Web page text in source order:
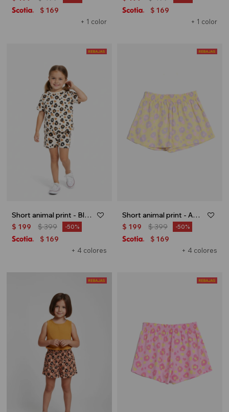
+ 1 color
$ 169
+ 1 color
$ 169
Short animal print - Blanco
+ 4 colores
$ 199 $399 50
$ 169
Short animal print - Amarillo
+ 4 colores
$ 199 $399 50
$ 169